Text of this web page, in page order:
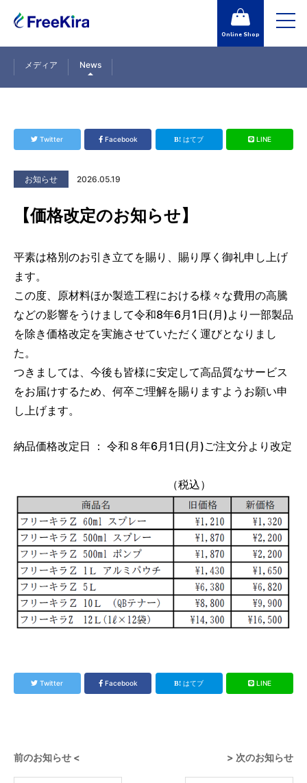
Online Shop
メディア News
Twitter Facebook はてブ LINE
お知らせ 2026.05.19
【価格改定のお知らせ】
平素は格別のお引き立てを賜り、賜り厚く御礼申し上げ
ます。
この度、原材料ほか製造工程における様々な費用の高騰
などの影響をうけまして令和8年6月1日(月)より一部製品
を除き価格改定を実施させていただく運びとなりまし
た。
つきましては、今後も皆様に安定して高品質なサービス
をお届けするため、何卒ご理解を賜りますようお願い申
し上げます。
納品価格改定日 ： 令和８年6月1日(月)ご注文分より改定
（税込）
Twitter Facebook はてブ LINE
前のお知らせ < > 次のお知らせ